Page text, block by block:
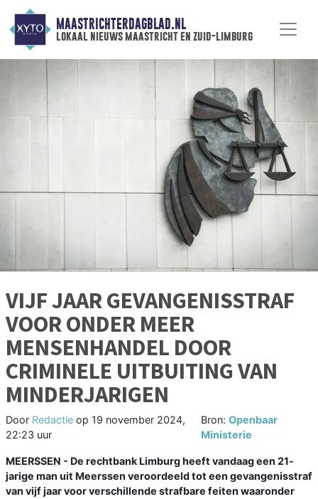
MAASTRICHTERDAGBLAD.NL
lokaal nieuws maastricht en zuid-limburg
VIJF JAAR GEVANGENISSTRAF
VOOR ONDER MEER
MENSENHANDEL DOOR
CRIMINELE UITBUITING VAN
MINDERJARIGEN
Door Redactie op 19 november 2024,
22:23 uur
Bron:Openbaar
Ministerie
MEERSSEN - De rechtbank Limburg heeft vandaag een 21-
jarige man uit Meerssen veroordeeld tot een gevangenisstraf
van vijf jaar voor verschillende strafbare feiten waaronder